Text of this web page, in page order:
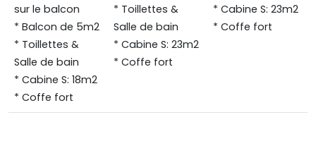
sur le balcon
* Balcon de 5m2
* Toillettes &
Salle de bain
* Cabine S: 18m2
* Coffe fort
* Toillettes &
Salle de bain
* Cabine S: 23m2
* Coffe fort
* Cabine S: 23m2
* Coffe fort